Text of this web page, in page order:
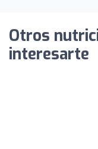
Otros
interesarte